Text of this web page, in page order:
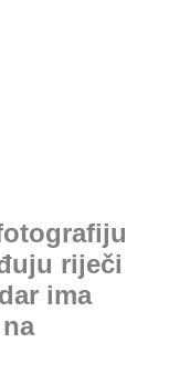
riječi
ima